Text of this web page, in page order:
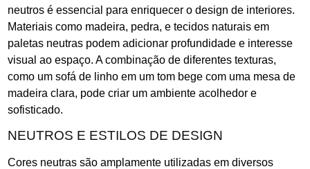
neutros é essencial para enriquecer o design de interiores.
Materiais como madeira, pedra, e tecidos naturais em
paletas neutras podem adicionar profundidade e interesse
visual ao espaço. A combinação de diferentes texturas,
como um sofá de linho em um tom bege com uma mesa de
madeira clara, pode criar um ambiente acolhedor e
sofisticado.
NEUTROS E ESTILOS DE DESIGN
Cores neutras são amplamente utilizadas em diversos